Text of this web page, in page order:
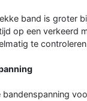
band is groter
op een verkeerd
te
bandenspanning